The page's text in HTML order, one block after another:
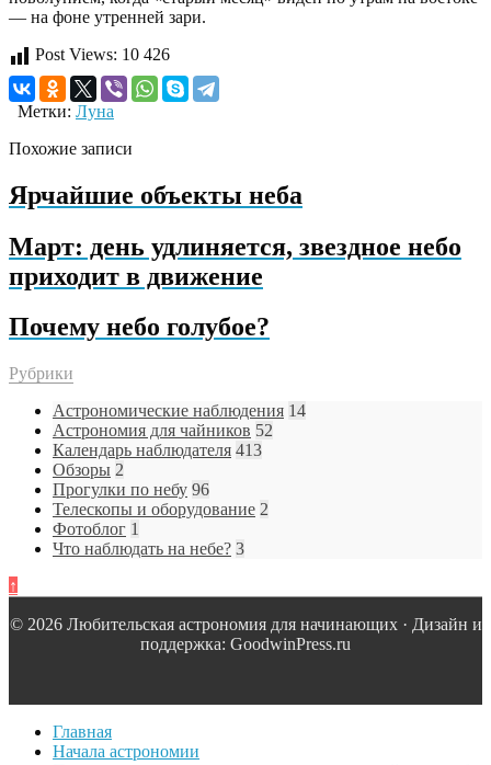
— на фоне утренней зари.
Post Views: 10 426
Метки: Луна
Похожие записи
Ярчайшие объекты неба
Март: день удлиняется, звездное небо
приходит в движение
Почему небо голубое?
Рубрики
Астрономические наблюдения 14
Астрономия для чайников 52
Календарь наблюдателя 413
Обзоры 2
Прогулки по небу 96
Телескопы и оборудование 2
Фотоблог 1
Что наблюдать на небе? 3
↑
© 2026 Любительская астрономия для начинающих · Дизайн и
поддержка: GoodwinPress.ru
Главная
Начала астрономии